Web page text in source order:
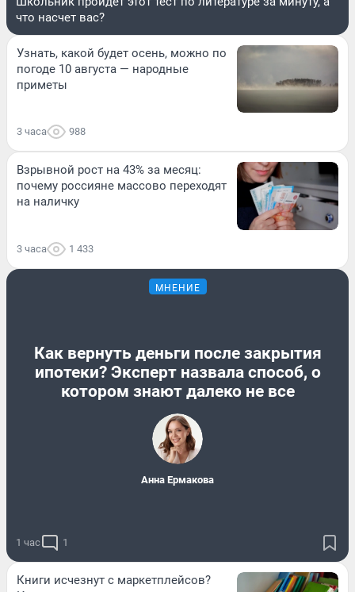
что насчет вас?
Узнать, какой будет осень, можно по
погоде 10 августа — народные
приметы
3 часа 988
Взрывной рост на 43% за месяц:
почему россияне массово переходят
на наличку
3 часа 1 433
МНЕНИЕ
Как вернуть деньги после закрытия
ипотеки? Эксперт назвала способ, о
котором знают далеко не все
Анна Ермакова
1 час 1
Книги исчезнут с маркетплейсов?